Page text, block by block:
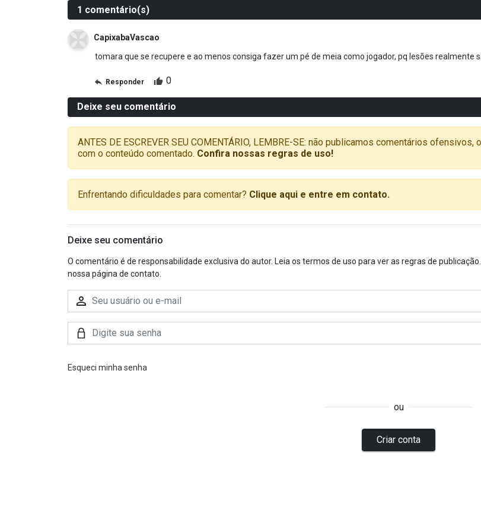
1 comentário(s)
CapixabaVascao
tomara que se recupere e ao menos consiga fazer um pé de meia como jogador, pq lesões realmente
Responder 0
Deixe seu comentário
ANTES DE ESCREVER SEU COMENTÁRIO, LEMBRE-SE: não publicamos comentários
com o conteúdo comentado. Confira nossas regras de uso!
Enfrentando dificuldades para comentar? Clique aqui e entre em contato.
Deixe seu comentário
O comentário é de responsabilidade exclusiva do autor. Leia os termos de uso para ver as regras de
nossa página de contato.
Esqueci minha senha
ou
Criar conta